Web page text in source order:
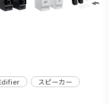
スピーカー